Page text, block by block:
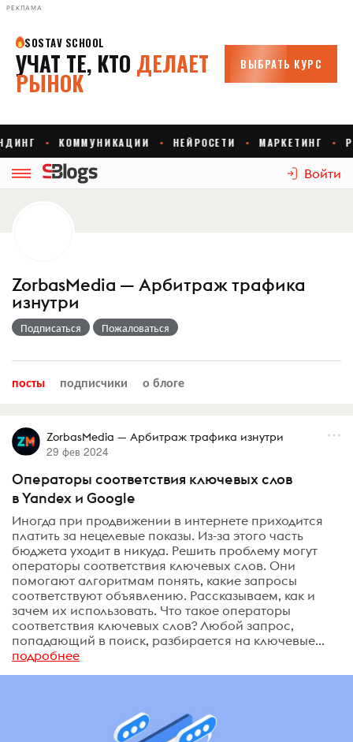
РЕКЛАМА
Войти
ZorbasMedia — Арбитраж трафика
изнутри
Подписаться Пожаловаться
посты подписчики о блоге
ZorbasMedia — Арбитраж трафика изнутри
29 фев 2024
Операторы соответствия ключевых слов
в Yandex и Google
Иногда при продвижении в интернете приходится
платить за нецелевые показы. Из-за этого часть
бюджета уходит в никуда. Решить проблему могут
операторы соответствия ключевых слов. Они
помогают алгоритмам понять, какие запросы
соответствуют объявлению. Рассказываем, как и
зачем их использовать. Что такое операторы
соответствия ключевых слов? Любой запрос,
попадающий в поиск, разбирается на ключевые...
подробнее